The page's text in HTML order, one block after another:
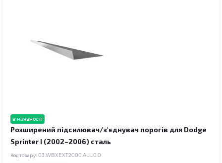
в наявності
Розширений підсилювач/з'єднувач порогів для Dodge
Sprinter I (2002–2006) сталь
Код товару: 03.WBXEXT2000.ALL.0.0